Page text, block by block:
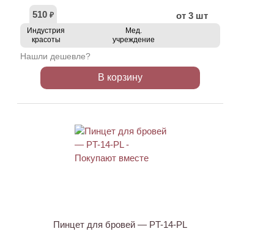
510 ₽ от 3 шт
Индустрия
красоты
Мед.
учреждение
Нашли дешевле?
В корзину
Пинцет для бровей — PT-14-PL